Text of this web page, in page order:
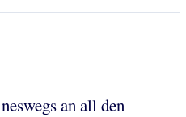
an all den